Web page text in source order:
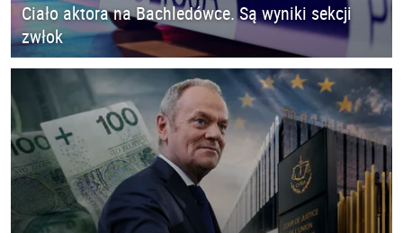
Ciało aktora na Bachledówce. Są wyniki sekcji
zwłok